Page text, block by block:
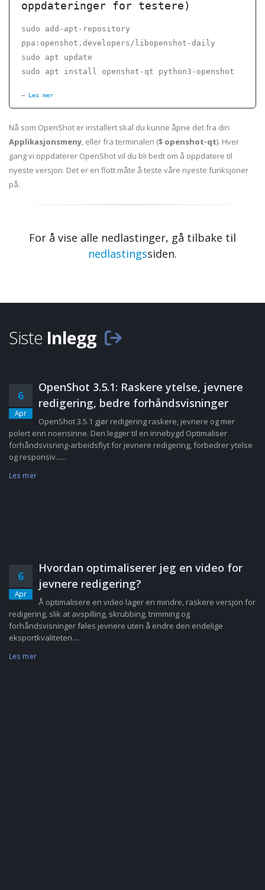
oppdateringer for testere)
sudo add-apt-repository
ppa:openshot.developers/libopenshot-daily
sudo apt update
sudo apt install openshot-qt python3-openshot
Les mer
Nå som OpenShot er installert skal du kunne åpne det fra din
Applikasjonsmeny, eller fra terminalen ($ openshot-qt). Hver
gang vi oppdaterer OpenShot vil du bli bedt om å oppdatere til
nyeste versjon. Det er en flott måte å teste våre nyeste funksjoner
på.
For å vise alle nedlastinger, gå tilbake til
nedlastingssiden.
Siste Inlegg
6
Apr
OpenShot 3.5.1: Raskere ytelse, jevnere
redigering, bedre forhåndsvisninger
OpenShot 3.5.1 gjør redigering raskere, jevnere og mer
polert enn noensinne. Den legger til en innebygd Optimaliser
forhåndsvisning-arbeidsflyt for jevnere redigering, forbedrer ytelse
og responsiv......
Les mer
6
Apr
Hvordan optimaliserer jeg en video for
jevnere redigering?
Å optimalisere en video lager en mindre, raskere versjon for
redigering, slik at avspilling, skrubbing, trimming og
forhåndsvisninger føles jevnere uten å endre den endelige
eksportkvaliteten....
Les mer